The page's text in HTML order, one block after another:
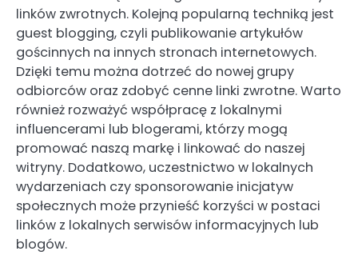
linków zwrotnych. Kolejną popularną techniką jest
guest blogging, czyli publikowanie artykułów
gościnnych na innych stronach internetowych.
Dzięki temu można dotrzeć do nowej grupy
odbiorców oraz zdobyć cenne linki zwrotne. Warto
również rozważyć współpracę z lokalnymi
influencerami lub blogerami, którzy mogą
promować naszą markę i linkować do naszej
witryny. Dodatkowo, uczestnictwo w lokalnych
wydarzeniach czy sponsorowanie inicjatyw
społecznych może przynieść korzyści w postaci
linków z lokalnych serwisów informacyjnych lub
blogów.